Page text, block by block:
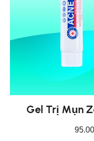
Gel Trị Mụn